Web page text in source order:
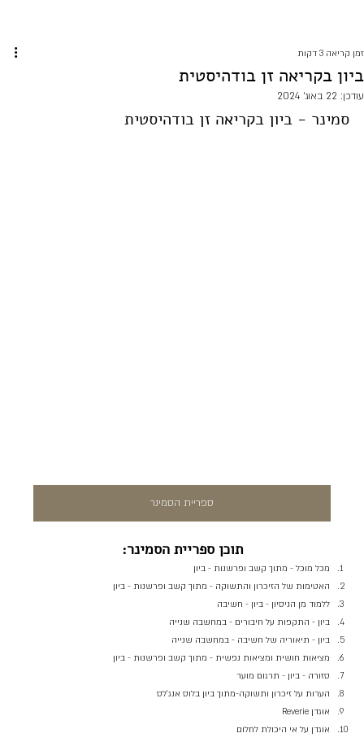
ביון בקריאה זן בודהיסטית
זמן קריאה 3 דקות
עודכן: 22 באוג׳ 2024
סמינר - ביון בקריאה זן בודהיסטית
ספריית הסמינר
תוכן ספריית הסמינר:
מכל מוכל - מתוך קשב ופרשנות - ביון
האטימות של הזיכרון והתשוקה - מתוך קשב ופרשנות - ביון
ללמוד מן הניסיון - ביון - חשיבה
ביון - התקפות על חיבורים - במחשבה שנייה
ביון - תיאוריה של חשיבה - במחשבה שנייה
מציאות חושית ומציאות נפשית - מתוך קשב ופרשנות - ביון
סזורה - ביון - תרגום מוער
הערות על זיכרון ותשוקה-מתוך ביון בלוס אנג'לס
אוגדן Reverie
אוגדן על אי היכולת לחלום